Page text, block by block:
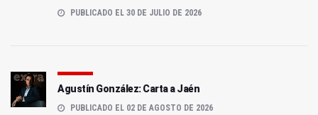
PUBLICADO EL 30 DE JULIO DE 2026
Agustín González: Carta a Jaén
PUBLICADO EL 02 DE AGOSTO DE 2026